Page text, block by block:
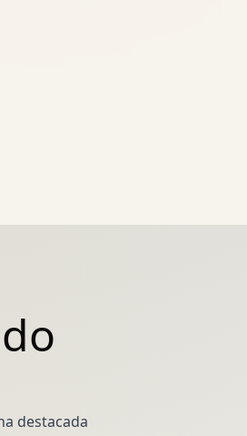
destacada